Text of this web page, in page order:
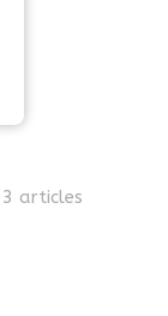
3 articles